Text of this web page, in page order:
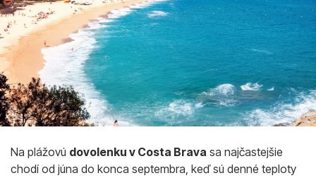
Na plážovú dovolenku v Costa Brava sa najčastejšie
chodí od júna do konca septembra, keď sú denné teploty